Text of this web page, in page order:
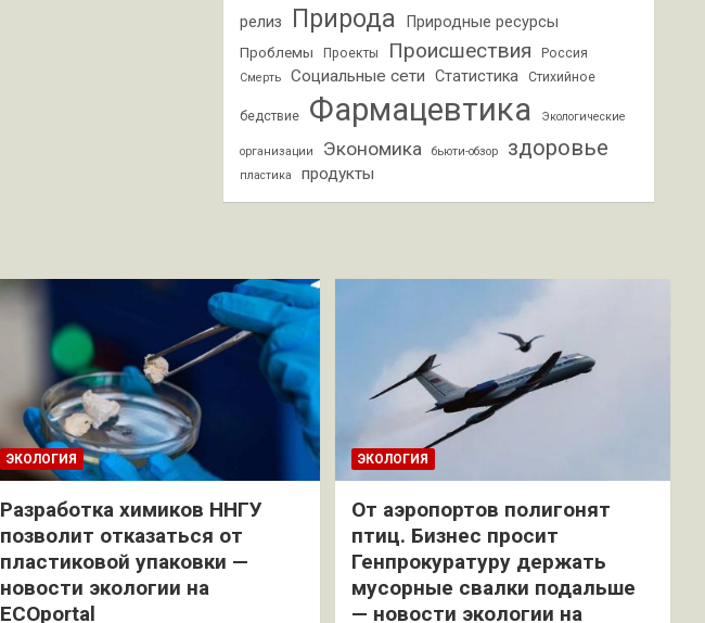
релиз
Природа Природные ресурсы
Проблемы Проекты Происшествия Россия
Смерть Социальные сети Статистика Стихийное
бедствие Фармацевтика Экологические
организации Экономика бьюти-обзор здоровье
пластика продукты
ЭКОЛОГИЯ
Разработка химиков ННГУ
позволит отказаться от
пластиковой упаковки —
новости экологии на
ECOportal
ЭКОЛОГИЯ
От аэропортов полигонят
птиц. Бизнес просит
Генпрокуратуру держать
мусорные свалки подальше
— новости экологии на